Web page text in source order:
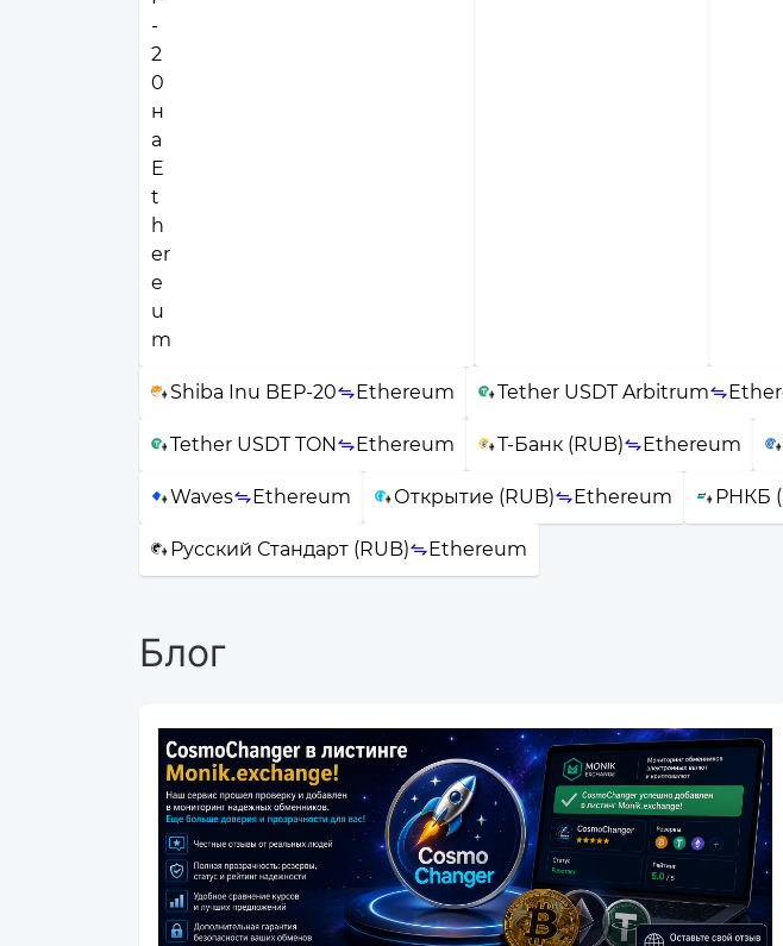
Shiba Inu BEP-20 Ethereum Tether USDT Arbitrum
Tether USDT TON Ethereum Т-Банк (RUB) Ethereum
Waves Ethereum Открытие (RUB) Ethereum РНКБ
Русский Стандарт (RUB) Ethereum
Блог